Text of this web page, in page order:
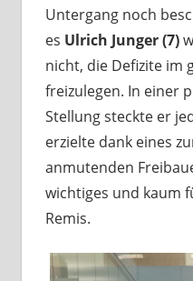
Untergang noch
es Ulrich Junger (7)
nicht, die Defizite im
freizulegen. In einer
Stellung steckte er
erzielte dank eines
anmutenden
wichtiges und kaum
Remis.